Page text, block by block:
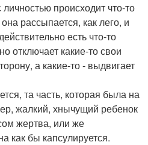
происходит что-то
рассыпается, как лего, и
есть что-то
отключает какие-то свои
а какие-то - выдвигает
та часть, которая была на
жалкий, хнычущий ребенок
жертва, или же
бы капсулируется.